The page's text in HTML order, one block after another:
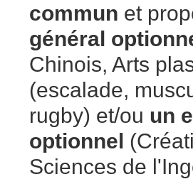
commun et
général
Chinois, Arts
(escalade,
rugby) et/ou un
optionnel
Sciences de